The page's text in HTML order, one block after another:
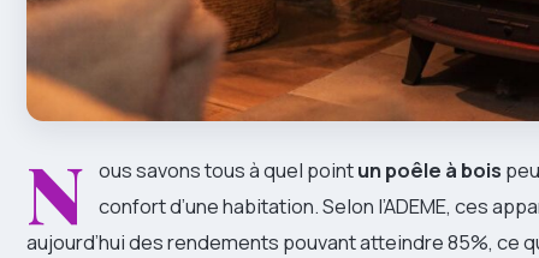
N ous savons tous à quel pointun poêle à bois
confort d’une habitation. Selon l’ADEME, ces
aujourd’hui des rendements pouvant atteindre 85%, ce